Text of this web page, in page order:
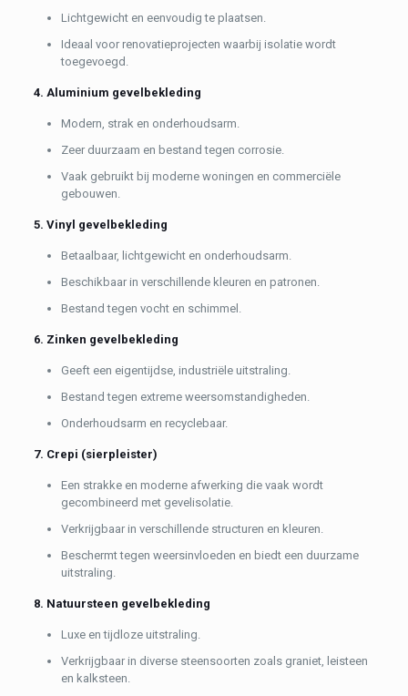
Lichtgewicht en eenvoudig te plaatsen.
Ideaal voor renovatieprojecten waarbij isolatie wordt
toegevoegd.
4. Aluminium gevelbekleding
Modern, strak en onderhoudsarm.
Zeer duurzaam en bestand tegen corrosie.
Vaak gebruikt bij moderne woningen en commerciële
gebouwen.
5. Vinyl gevelbekleding
Betaalbaar, lichtgewicht en onderhoudsarm.
Beschikbaar in verschillende kleuren en patronen.
Bestand tegen vocht en schimmel.
6. Zinken gevelbekleding
Geeft een eigentijdse, industriële uitstraling.
Bestand tegen extreme weersomstandigheden.
Onderhoudsarm en recyclebaar.
7. Crepi (sierpleister)
Een strakke en moderne afwerking die vaak wordt
gecombineerd met gevelisolatie.
Verkrijgbaar in verschillende structuren en kleuren.
Beschermt tegen weersinvloeden en biedt een duurzame
uitstraling.
8. Natuursteen gevelbekleding
Luxe en tijdloze uitstraling.
Verkrijgbaar in diverse steensoorten zoals graniet, leisteen
en kalksteen.